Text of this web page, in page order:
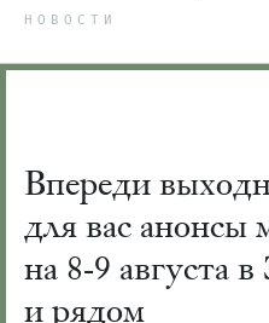
НОВОСТИ
Впереди
для вас анонсы
на 8-9 августа в
и рядом